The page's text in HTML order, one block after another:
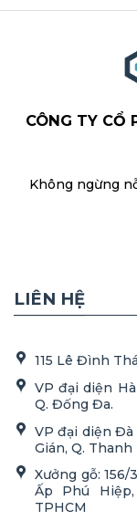
CÔNG TY CỔ
Không ngừng
LIÊN HỆ
115 Lê Đình
VP đại diện
Q. Đống Đa.
VP đại diện Đà
Gián, Q. Thanh
Xưởng gỗ:
Ấp Phú
TPHCM